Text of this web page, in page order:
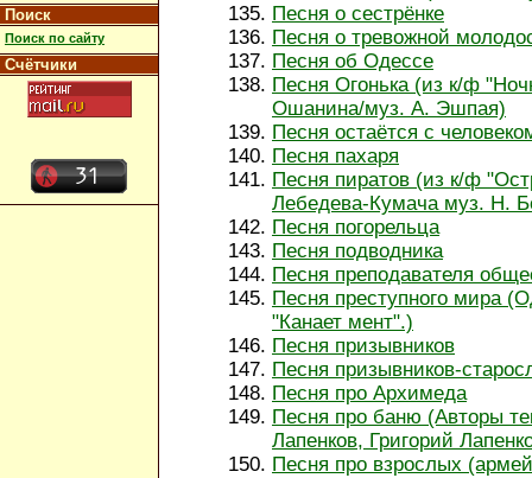
Поиск
Поиск по сайту
Счётчики
Песня о сестрёнке
Песня о тревожной
Песня об Одессе
Песня Огонька (из к/ф
Ошанина/муз. А. Эшпая)
Песня остаётся с
Песня пахаря
Песня пиратов (из к/ф
Лебедева-Кумача муз. Н.
Песня погорельца
Песня подводника
Песня преподавателя
Песня преступного мира
"Канает мент".)
Песня призывников
Песня призывников-
Песня про Архимеда
Песня про баню (Авторы
Лапенков, Григорий
Песня про взрослых